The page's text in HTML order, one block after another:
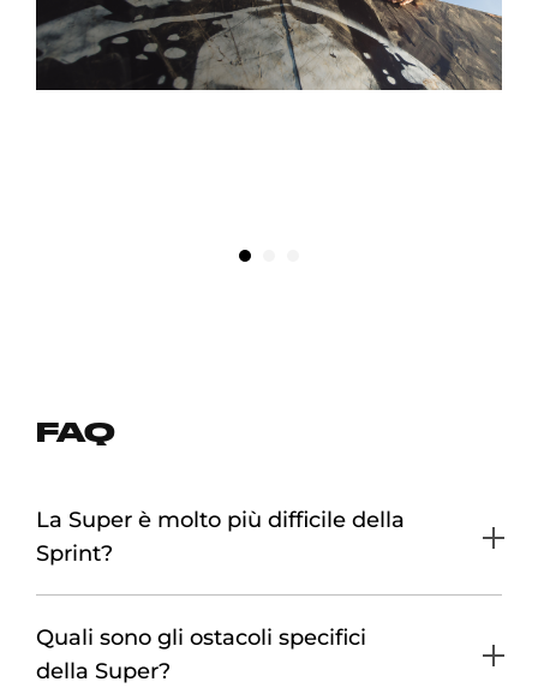
FAQ
La Super è molto più difficile della
Sprint?
Quali sono gli ostacoli specifici
della Super?